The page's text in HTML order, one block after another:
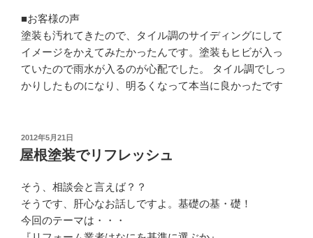
■お客様の声
塗装も汚れてきたので、タイル調のサイディングにして
イメージをかえてみたかったんです。塗装もヒビが入っ
ていたので雨水が入るのが心配でした。 タイル調でしっ
かりしたものになり、明るくなって本当に良かったです
投
稿
日:
2012年5月21日
屋根塗装でリフレッシュ
そう、相談会と言えば？？
そうです、肝心なお話しですよ。基礎の基・礎！
今回のテーマは・・・